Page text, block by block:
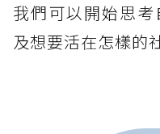
我們可以開始思
及想要活在怎樣的